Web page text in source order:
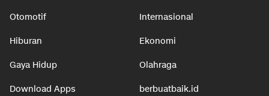
Otomotif Internasional
Hiburan Ekonomi
Gaya Hidup Olahraga
Download Apps berbuatbaik.id